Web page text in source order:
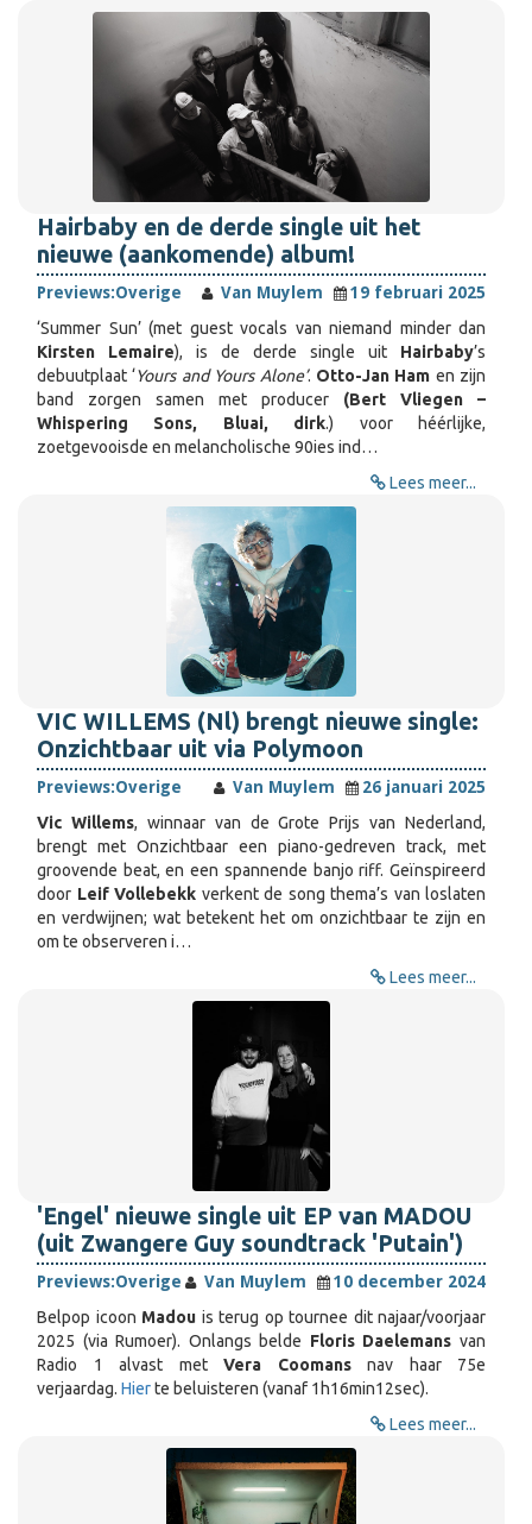
Hairbaby en de derde single uit het
nieuwe (aankomende) album!
Previews:Overige Van Muylem
19 februari 2025
‘Summer Sun’ (met guest vocals van niemand minder dan
Kirsten Lemaire), is de derde single uit Hairbaby’s
debuutplaat ‘Yours and Yours Alone’. Otto-Jan Ham en zijn
band zorgen samen met producer (Bert Vliegen –
Whispering Sons, Bluai, dirk.) voor héérlijke,
zoetgevooisde en melancholische 90ies ind…
Lees meer...
VIC WILLEMS (Nl) brengt nieuwe single:
Onzichtbaar uit via Polymoon
Previews:Overige Van Muylem
26 januari 2025
Vic Willems, winnaar van de Grote Prijs van Nederland,
brengt met Onzichtbaar een piano-gedreven track, met
groovende beat, en een spannende banjo riff. Geïnspireerd
door Leif Vollebekk verkent de song thema’s van loslaten
en verdwijnen; wat betekent het om onzichtbaar te zijn en
om te observeren i…
Lees meer...
'Engel' nieuwe single uit EP van MADOU
(uit Zwangere Guy soundtrack 'Putain')
Previews:Overige Van Muylem
10 december 2024
Belpop icoon Madou is terug op tournee dit najaar/voorjaar
2025 (via Rumoer). Onlangs belde Floris Daelemans van
Radio 1 alvast met Vera Coomansnav haar 75e
verjaardag. Hierte beluisteren (vanaf 1h16min12sec).
Lees meer...